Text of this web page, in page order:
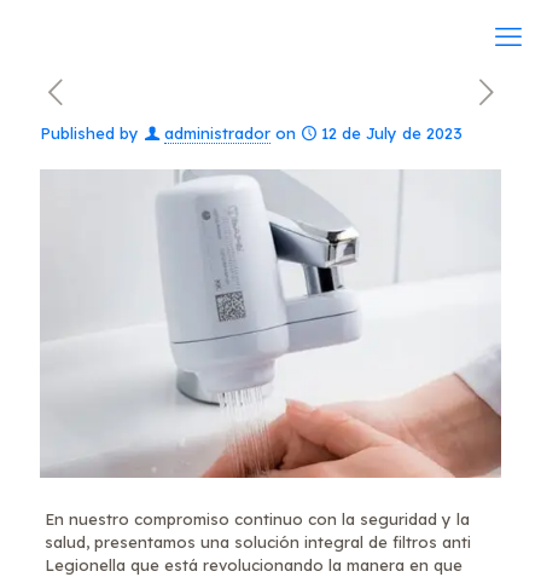
Published by administrador on 12 de July de 2023
En nuestro compromiso continuo con la seguridad y la
salud, presentamos una solución integral de filtros anti
Legionella que está revolucionando la manera en que